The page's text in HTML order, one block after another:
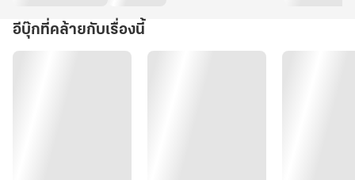
อีบุ๊กที่คล้ายกับเรื่องนี้